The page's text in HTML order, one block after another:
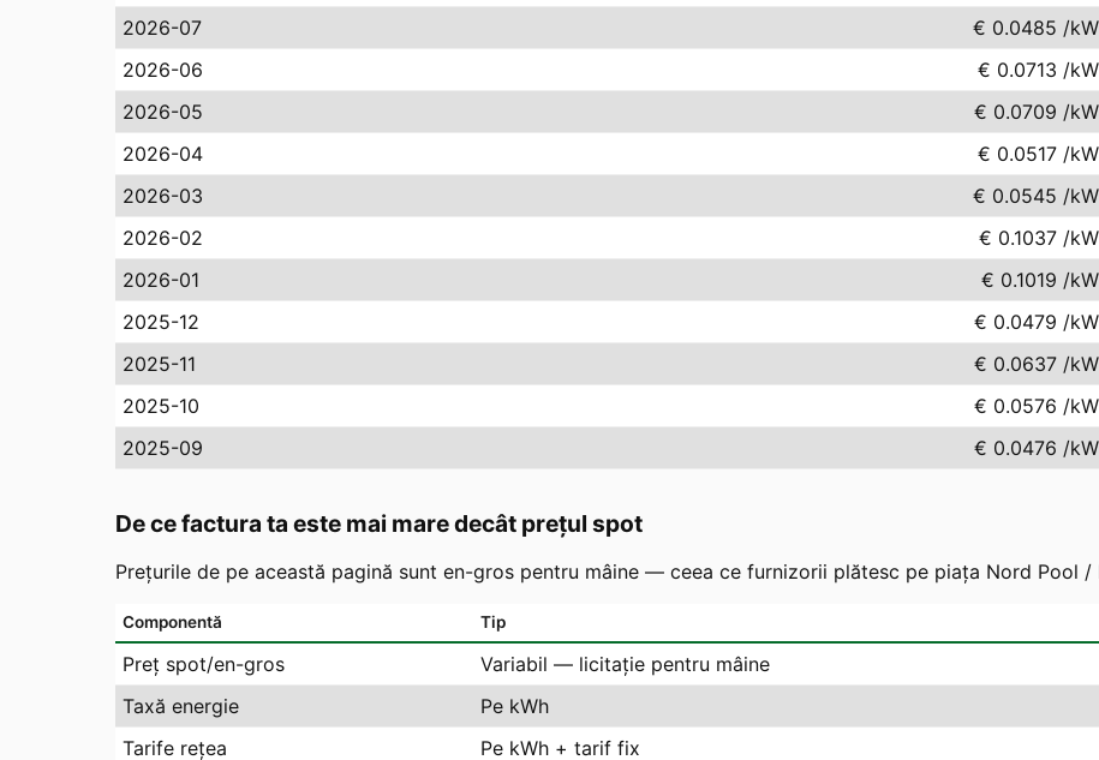
2026-07
€ 0.0485 /
2026-06
€ 0.0713 /
2026-05
€ 0.0709 /
2026-04
€ 0.0517 /
2026-03
€ 0.0545 /
2026-02
€ 0.1037 /
2026-01
€ 0.1019 /
2025-12
€ 0.0479 /
2025-11
€ 0.0637 /
2025-10
€ 0.0576 /
2025-09
€ 0.0476 /
De ce factura ta este mai mare decât prețul spot
Prețurile de pe această pagină sunt en-gros pentru mâine — ceea ce furnizorii plătesc pe piața Nord Pool /
Componentă Tip
Preț spot/en-gros Variabil — licitație pentru mâine
Taxă energie
Pe kWh
Tarife rețea
Pe kWh + tarif fix